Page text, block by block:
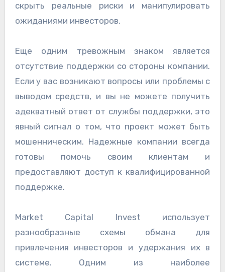
скрыть реальные риски и манипулировать
ожиданиями инвесторов.
Еще одним тревожным знаком является
отсутствие поддержки со стороны компании.
Если у вас возникают вопросы или проблемы с
выводом средств, и вы не можете получить
адекватный ответ от службы поддержки, это
явный сигнал о том, что проект может быть
мошенническим. Надежные компании всегда
готовы помочь своим клиентам и
предоставляют доступ к квалифицированной
поддержке.
Market Capital Invest использует
разнообразные схемы обмана для
привлечения инвесторов и удержания их в
системе. Одним из наиболее